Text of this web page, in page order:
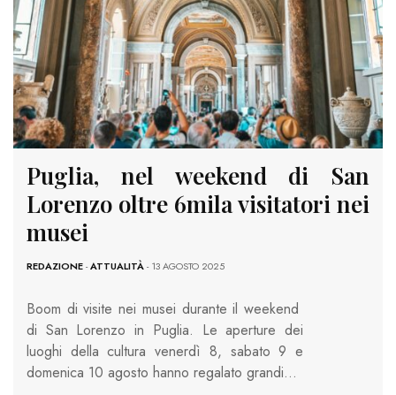
Puglia, nel weekend di San
Lorenzo oltre 6mila visitatori nei
musei
REDAZIONE-ATTUALITÀ- 13 AGOSTO 2025
Boom di visite nei musei durante il weekend
di San Lorenzo in Puglia. Le aperture dei
luoghi della cultura venerdì 8, sabato 9 e
domenica 10 agosto hanno regalato grandi…